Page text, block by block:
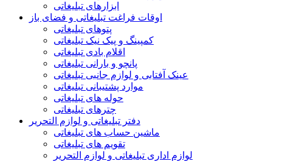
ابزارهای تبلیغاتی
اوقات فراغت تبلیغاتی و فضای باز
پتوهای تبلیغاتی
کمپینگ و پیک نیک تبلیغاتی
اقلام بادی تبلیغاتی
پانچو و بارانی تبلیغاتی
عینک آفتابی و لوازم جانبی تبلیغاتی
موارد پشتیبانی تبلیغاتی
حوله های تبلیغاتی
چترهای تبلیغاتی
دفتر تبلیغاتی و لوازم التحریر
ماشین حساب های تبلیغاتی
تقویم های تبلیغاتی
لوازم اداری تبلیغاتی و لوازم التحریر